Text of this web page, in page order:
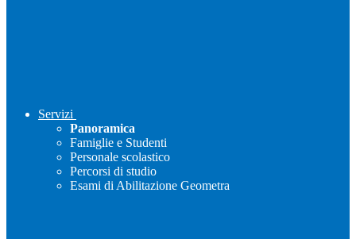
Servizi
Panoramica
Famiglie e Studenti
Personale scolastico
Percorsi di studio
Esami di Abilitazione Geometra